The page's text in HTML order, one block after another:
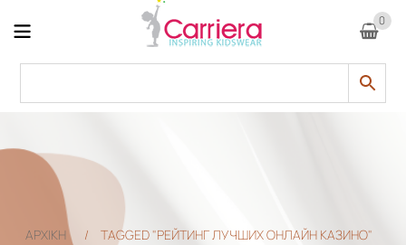
0
ΑΡΧΙΚΗ / TAGGED "РЕЙТИНГ ЛУЧШИХ ОНЛАЙН КАЗИНО"